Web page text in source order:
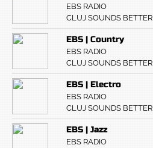
EBS RADIO
CLUJ SOUNDS BETTER
EBS | Country
EBS RADIO
CLUJ SOUNDS BETTER
EBS | Electro
EBS RADIO
CLUJ SOUNDS BETTER
EBS | Jazz
EBS RADIO